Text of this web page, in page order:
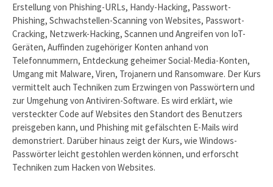
Erstellung von Phishing-URLs, Handy-Hacking, Passwort-
Phishing, Schwachstellen-Scanning von Websites, Passwort-
Cracking, Netzwerk-Hacking, Scannen und Angreifen von IoT-
Geräten, Auffinden zugehöriger Konten anhand von
Telefonnummern, Entdeckung geheimer Social-Media-Konten,
Umgang mit Malware, Viren, Trojanern und Ransomware. Der Kurs
vermittelt auch Techniken zum Erzwingen von Passwörtern und
zur Umgehung von Antiviren-Software. Es wird erklärt, wie
versteckter Code auf Websites den Standort des Benutzers
preisgeben kann, und Phishing mit gefälschten E-Mails wird
demonstriert. Darüber hinaus zeigt der Kurs, wie Windows-
Passwörter leicht gestohlen werden können, und erforscht
Techniken zum Hacken von Websites.